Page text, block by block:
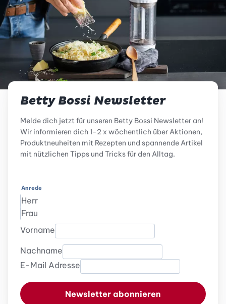
Betty Bossi Newsletter
Melde dich jetzt für unseren Betty Bossi Newsletter an!
Wir informieren dich 1-2 x wöchentlich über Aktionen,
Produktneuheiten mit Rezepten und spannende Artikel
mit nützlichen Tipps und Tricks für den Alltag.
Anrede
Herr
Frau
Vorname
Nachname
E-Mail Adresse
Newsletter abonnieren